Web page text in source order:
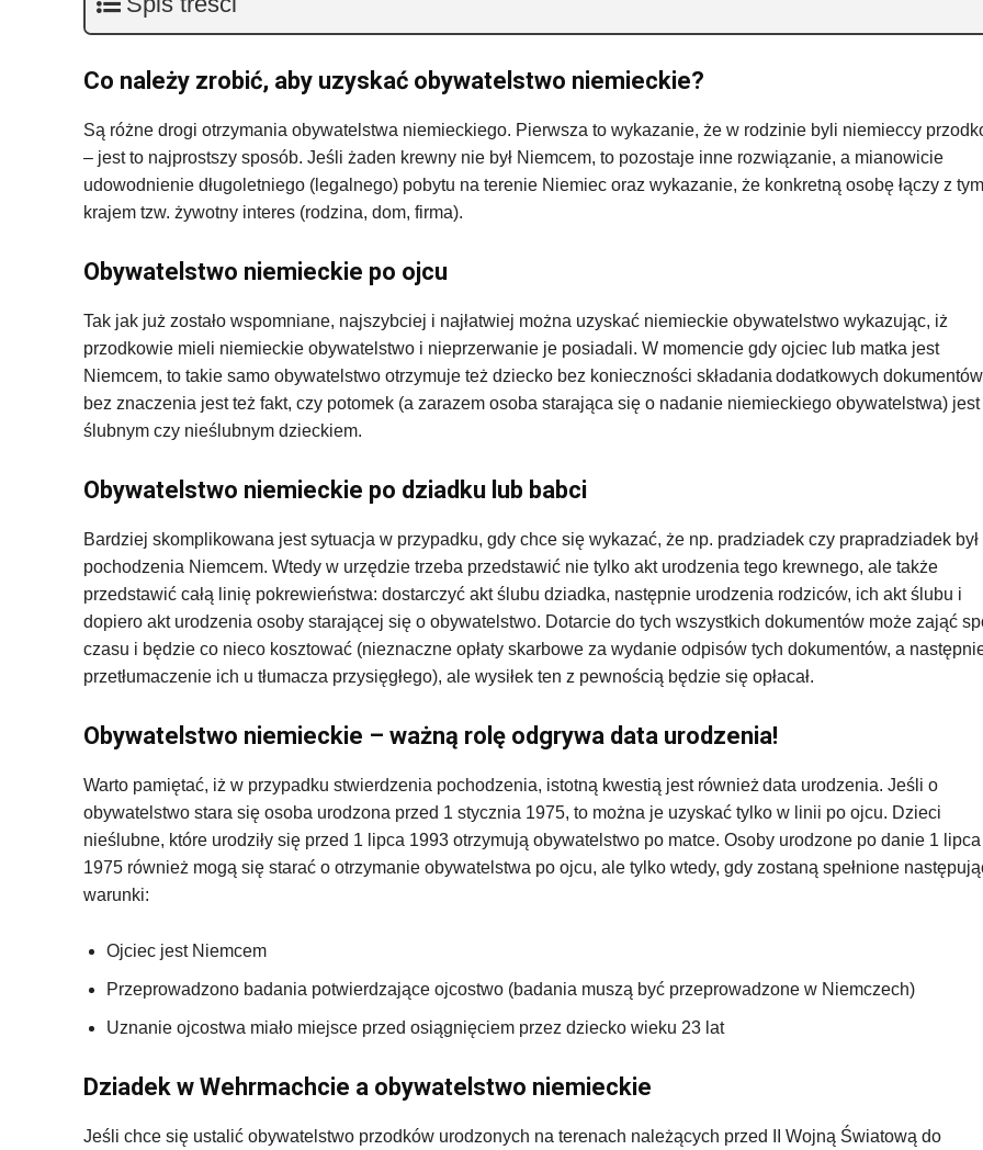
Co należy zrobić, aby uzyskać obywatelstwo niemieckie?
Są różne drogi otrzymania obywatelstwa niemieckiego. Pierwsza to wykazanie, że w rodzinie byli niemieccy
– jest to najprostszy sposób. Jeśli żaden krewny nie był Niemcem, to pozostaje inne rozwiązanie, a mianowicie
udowodnienie długoletniego (legalnego) pobytu na terenie Niemiec oraz wykazanie, że konkretną osobę łączy z tym
krajem tzw. żywotny interes (rodzina, dom, firma).
Obywatelstwo niemieckie po ojcu
Tak jak już zostało wspomniane, najszybciej i najłatwiej można uzyskać niemieckie obywatelstwo wykazując, iż
przodkowie mieli niemieckie obywatelstwo i nieprzerwanie je posiadali. W momencie gdy ojciec lub matka jest
Niemcem, to takie samo obywatelstwo otrzymuje też dziecko bez konieczności składania dodatkowych
bez znaczenia jest też fakt, czy potomek (a zarazem osoba starająca się o nadanie niemieckiego obywatelstwa) jest
ślubnym czy nieślubnym dzieckiem.
Obywatelstwo niemieckie po dziadku lub babci
Bardziej skomplikowana jest sytuacja w przypadku, gdy chce się wykazać, że np. pradziadek czy prapradziadek był
pochodzenia Niemcem. Wtedy w urzędzie trzeba przedstawić nie tylko akt urodzenia tego krewnego, ale także
przedstawić całą linię pokrewieństwa: dostarczyć akt ślubu dziadka, następnie urodzenia rodziców, ich akt ślubu i
dopiero akt urodzenia osoby starającej się o obywatelstwo. Dotarcie do tych wszystkich dokumentów może zająć
czasu i będzie co nieco kosztować (nieznaczne opłaty skarbowe za wydanie odpisów tych dokumentów, a
przetłumaczenie ich u tłumacza przysięgłego), ale wysiłek ten z pewnością będzie się opłacał.
Obywatelstwo niemieckie – ważną rolę odgrywa data urodzenia!
Warto pamiętać, iż w przypadku stwierdzenia pochodzenia, istotną kwestią jest również data urodzenia. Jeśli o
obywatelstwo stara się osoba urodzona przed 1 stycznia 1975, to można je uzyskać tylko w linii po ojcu. Dzieci
nieślubne, które urodziły się przed 1 lipca 1993 otrzymują obywatelstwo po matce. Osoby urodzone po danie 1 lipca
1975 również mogą się starać o otrzymanie obywatelstwa po ojcu, ale tylko wtedy, gdy zostaną spełnione
warunki:
Ojciec jest Niemcem
Przeprowadzono badania potwierdzające ojcostwo (badania muszą być przeprowadzone w Niemczech)
Uznanie ojcostwa miało miejsce przed osiągnięciem przez dziecko wieku 23 lat
Dziadek w Wehrmachcie a obywatelstwo niemieckie
Jeśli chce się ustalić obywatelstwo przodków urodzonych na terenach należących przed II Wojną Światową do